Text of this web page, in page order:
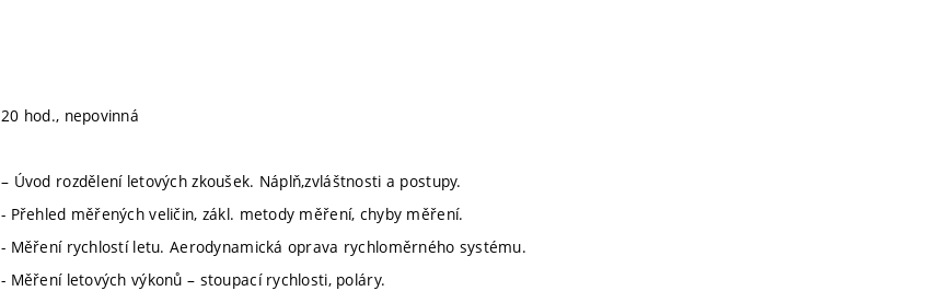
20 hod., nepovinná
– Úvod rozdělení letových zkoušek. Náplň,zvláštnosti a postupy.
- Přehled měřených veličin, zákl. metody měření, chyby měření.
- Měření rychlostí letu. Aerodynamická oprava rychloměrného systému.
- Měření letových výkonů – stoupací rychlosti, poláry.